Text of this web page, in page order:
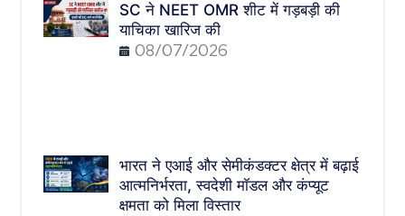
SC ने NEET OMR शीट में गड़बड़ी की
याचिका खारिज की
08/07/2026
भारत ने एआई और सेमीकंडक्टर क्षेत्र में बढ़ाई
आत्मनिर्भरता, स्वदेशी मॉडल और कंप्यूट
क्षमता को मिला विस्तार